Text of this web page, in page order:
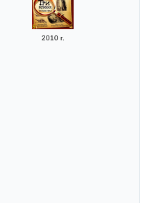
2010 г.